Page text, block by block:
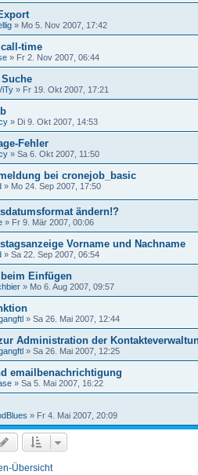
» Mo 5. Nov 2007, 17:42
time
» Fr 2. Nov 2007, 06:44
» Fr 19. Okt 2007, 17:21
» Di 9. Okt 2007, 14:53
Fehler
» Sa 6. Okt 2007, 11:50
bei cronejob_basic
» Mo 24. Sep 2007, 17:50
ändern!?
» Fr 9. Mär 2007, 00:06
Vorname und Nachname
» Sa 22. Sep 2007, 06:54
beim Einfügen
» Mo 6. Aug 2007, 09:57
» Sa 26. Mai 2007, 12:44
Administration der
» Sa 26. Mai 2007, 12:25
emailbenachrichtigung
» Sa 5. Mai 2007, 16:22
» Fr 4. Mai 2007, 20:09
Übersicht